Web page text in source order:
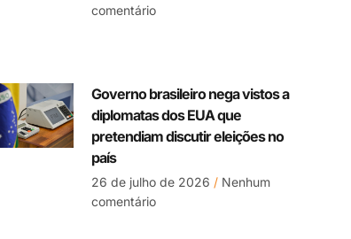
comentário
Governo brasileiro nega vistos a
diplomatas dos EUA que
pretendiam discutir eleições no
país
26 de julho de 2026 Nenhum
comentário